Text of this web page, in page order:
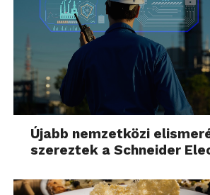
Újabb nemzetközi
szereztek a Schneider